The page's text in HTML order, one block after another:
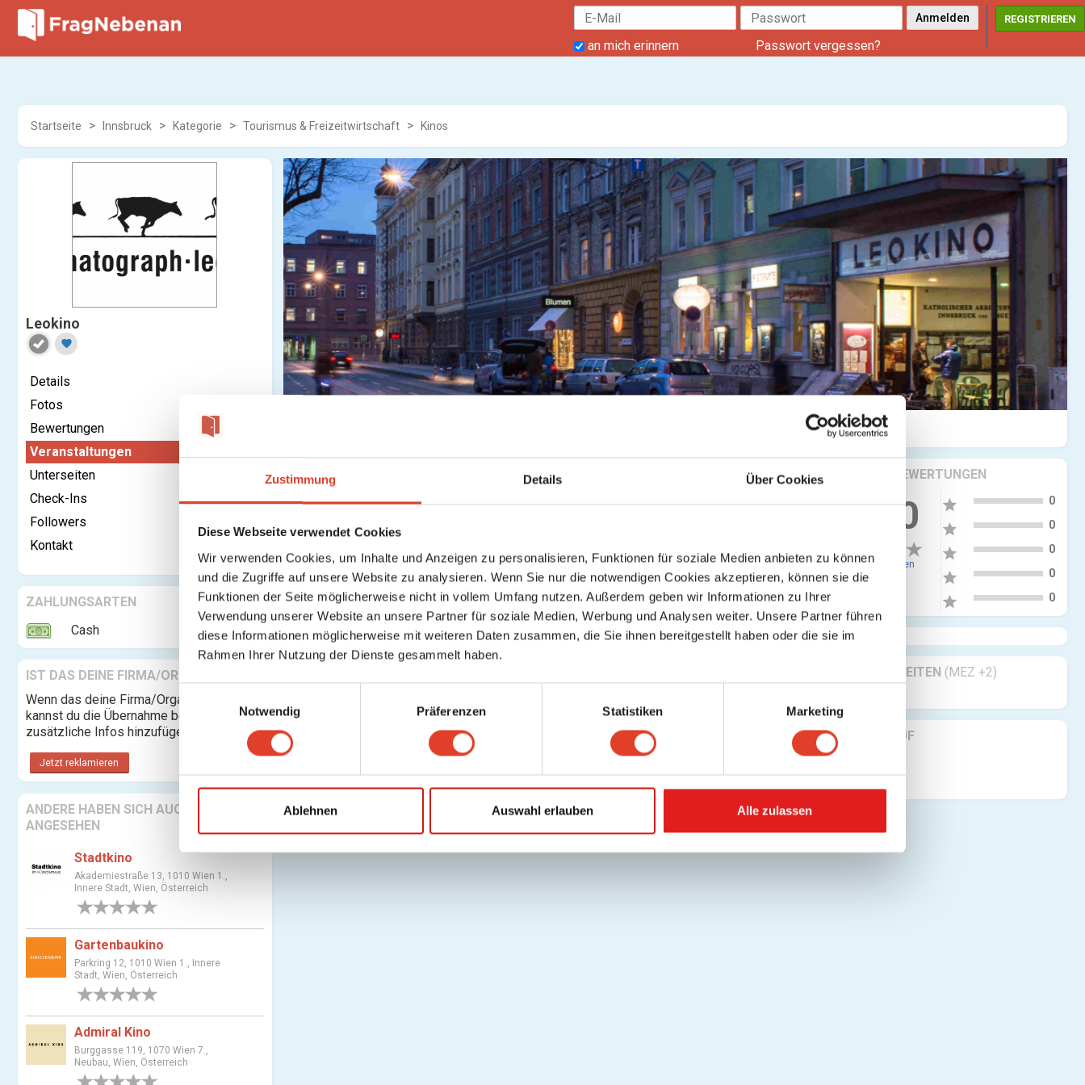
Zustimmung Details Über Cookies
Diese Webseite verwendet Cookies
Wir verwenden Cookies, um Inhalte und Anzeigen zu personalisieren, Funktionen für soziale Medien anbieten zu können
und die Zugriffe auf unsere Website zu analysieren. Wenn Sie nur die notwendigen Cookies akzeptieren, können sie die
Funktionen der Seite möglicherweise nicht in vollem Umfang nutzen. Außerdem geben wir Informationen zu Ihrer
Verwendung unserer Website an unsere Partner für soziale Medien, Werbung und Analysen weiter. Unsere Partner führen
diese Informationen möglicherweise mit weiteren Daten zusammen, die Sie ihnen bereitgestellt haben oder die sie im
Rahmen Ihrer Nutzung der Dienste gesammelt haben.
n
l
g
n
u
l
Notwendig Präferenzen Statistiken Marketing
Ablehnen Auswahl erlauben Alle zulassen
an mich erinnern Passwort vergessen?
REGISTRIEREN
Startseite Innsbruck Kategorie Tourismus & Freizeitwirtschaft Kinos
Leokino
favorite
Details
Fotos
Bewertungen
Veranstaltungen
Unterseiten
Check-Ins
Followers
Kontakt
ZAHLUNGSARTEN
Cash
IST DAS DEINE FIRMA/ORGANISATION?
Wenn das deine Firma/Organisation ist,
kannst du die Übernahme beantragen und
zusätzliche Infos hinzufügen.
Jetzt reklamieren
ANDERE HABEN SICH AUCH
ANGESEHEN
Stadtkino
Akademiestraße 13, 1010 Wien 1.,
Innere Stadt, Wien, Österreich
Gartenbaukino
Parkring 12, 1010 Wien 1., Innere
Stadt, Wien, Österreich
Admiral Kino
Burggasse 119, 1070 Wien 7.,
Neubau, Wien, Österreich
KRITIKEN & BEWERTUNGEN
0.00
0 Bewertungen
star 0
star 0
star 0
star 0
star 0
GESCHÄFTSZEITEN (MEZ +2)
FINDE UNS AUF
Leokino Veranstaltungen
Anstehende Veranstaltungen
Keine weiteren Inhalte gefunden